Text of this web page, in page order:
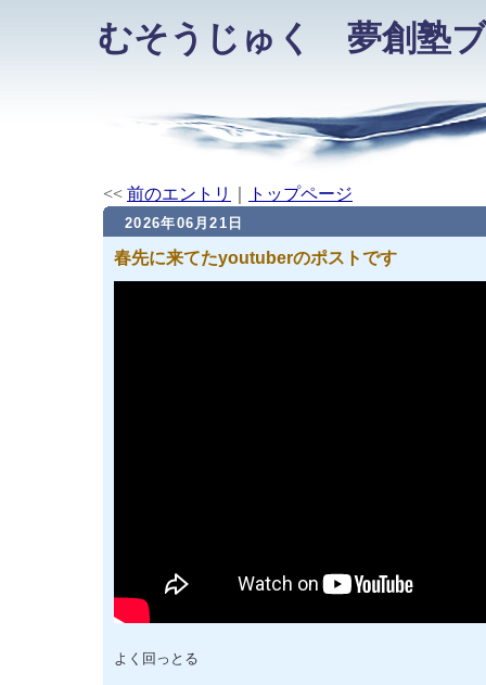
むそうじゅく 夢創塾
<< 前のエントリ トップページ
2026年06月21日
春先に来てたyoutuberのポストです
よく回っとる